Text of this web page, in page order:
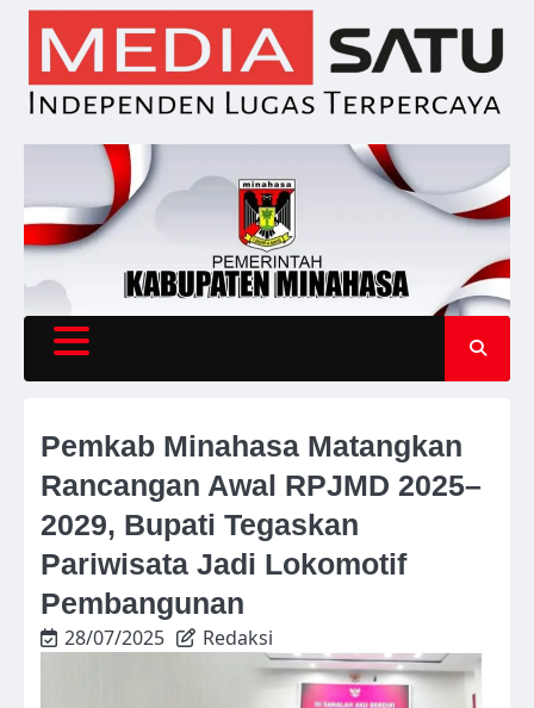
Skip
content
Pemkab Minahasa Matangkan
Rancangan Awal RPJMD 2025–
2029, Bupati Tegaskan
Pariwisata Jadi Lokomotif
Pembangunan
28/07/2025 Redaksi